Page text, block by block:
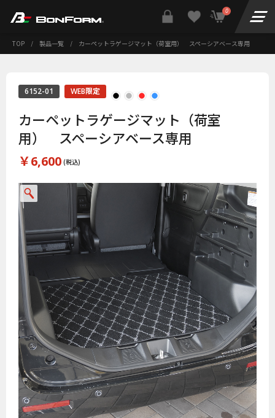
0
TOP / 製品一覧 / カーペットラゲージマット（荷室用） スペーシアベース専用
6152-01 WEB限定
カーペットラゲージマット（荷室
用） スペーシアベース専用
￥6,600 (税込)